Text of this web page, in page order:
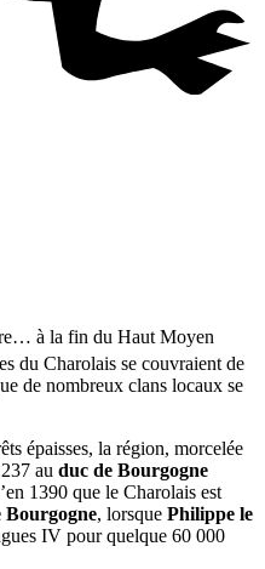
à la fin du Haut Moyen
du Charolais se couvraient de
de nombreux clans locaux se
épaisses, la région, morcelée
au duc de Bourgogne
1390 que le Charolais est
Bourgogne, lorsque Philippe le
IV pour quelque 60 000